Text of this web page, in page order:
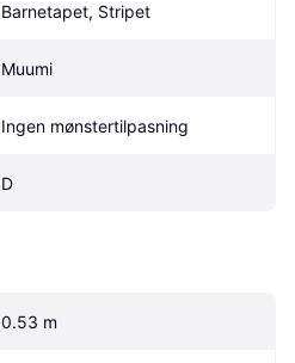
Barnetapet, Stripet
Muumi
Ingen mønstertilpasning
D
0.53 m